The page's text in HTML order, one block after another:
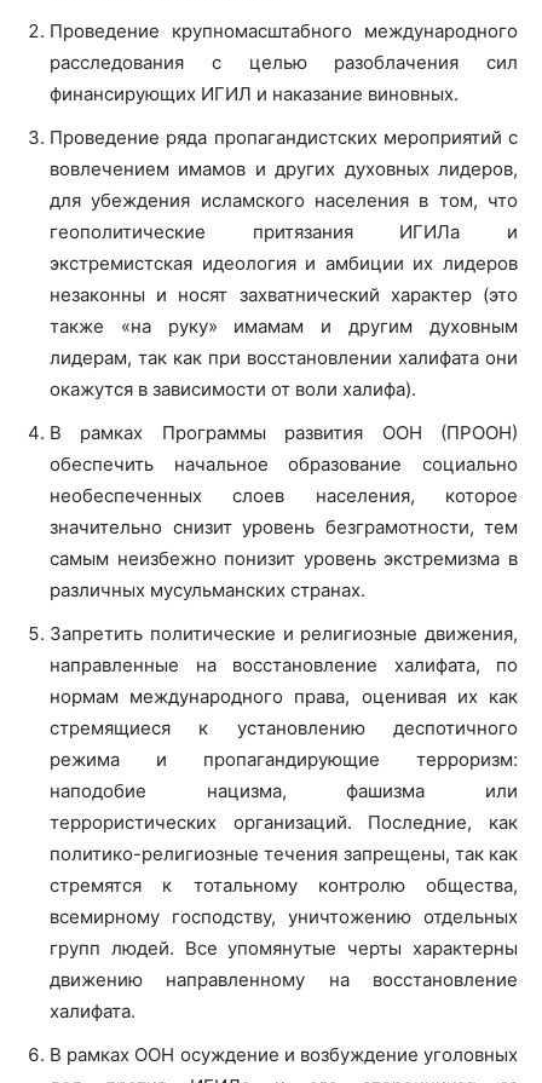
Проведение крупномасштабного международного
расследования с целью разоблачения сил
финансирующих ИГИЛ и наказание виновных.
Проведение ряда пропагандистских мероприятий с
вовлечением имамов и других духовных лидеров,
для убеждения исламского населения в том, что
геополитические притязания ИГИЛа и
экстремистская идеология и амбиции их лидеров
незаконны и носят захватнический характер (это
также «на руку» имамам и другим духовным
лидерам, так как при восстановлении халифата они
окажутся в зависимости от воли халифа).
В рамках Программы развития ООН (ПРООН)
обеспечить начальное образование социально
необеспеченных слоев населения, которое
значительно снизит уровень безграмотности, тем
самым неизбежно понизит уровень экстремизма в
различных мусульманских странах.
Запретить политические и религиозные движения,
направленные на восстановление халифата, по
нормам международного права, оценивая их как
стремящиеся к установлению деспотичного
режима и пропагандирующие терроризм:
наподобие нацизма, фашизма или
террористических организаций. Последние, как
политико-религиозные течения запрещены, так как
стремятся к тотальному контролю общества,
всемирному господству, уничтожению отдельных
групп людей. Все упомянутые черты характерны
движению направленному на восстановление
халифата.
В рамках ООН осуждение и возбуждение уголовных